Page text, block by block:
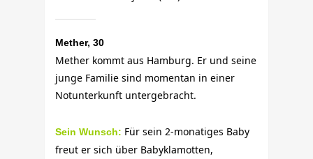
Mether, 30
Mether kommt aus Hamburg. Er und seine
junge Familie sind momentan in einer
Notunterkunft untergebracht.
Sein Wunsch: Für sein 2-monatiges Baby
freut er sich über Babyklamotten,